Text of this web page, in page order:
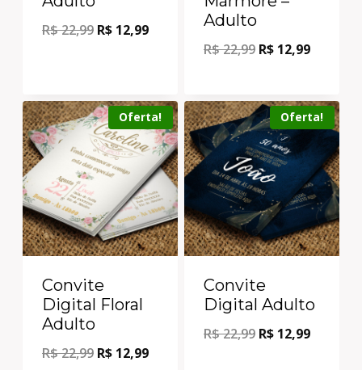
R$22,99 R$ 12,99
Adulto
R$22,99 R$ 12,99
Oferta!
Convite
Digital Floral
Adulto
R$22,99 R$ 12,99
Oferta!
Convite
Digital Adulto
R$22,99 R$ 12,99